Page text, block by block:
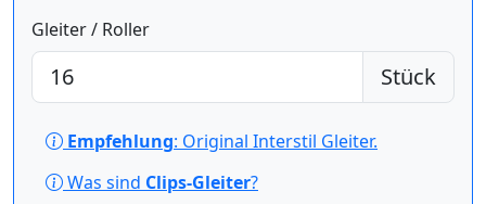
Gleiter / Roller
Stück
Empfehlung: Original Interstil Gleiter.
Was sind Clips-Gleiter?